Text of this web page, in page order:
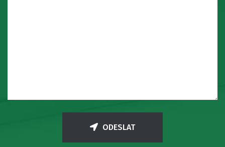
ODESLAT